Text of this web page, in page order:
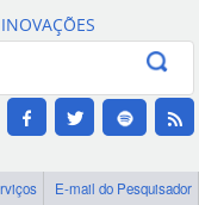
Canais
E-mail do Pesquisador